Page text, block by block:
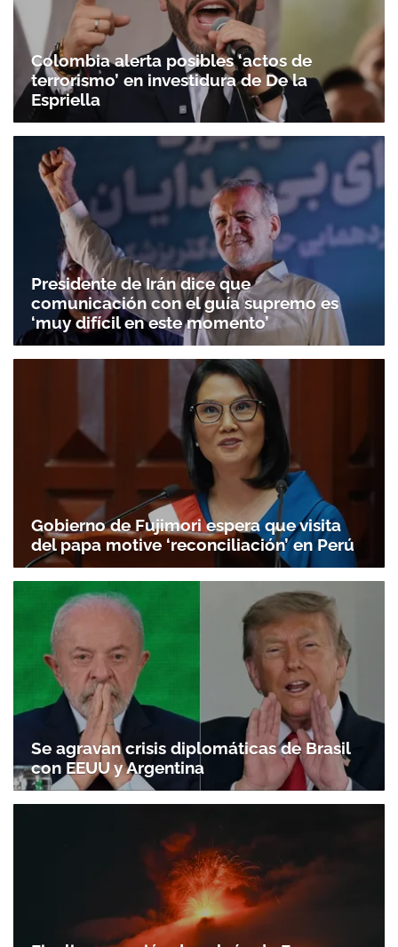
Colombia alerta posibles ‘actos de
terrorismo’ en investidura de De la
Espriella
Presidente de Irán dice que
comunicación con el guía supremo es
‘muy difícil en este momento’
Gobierno de Fujimori espera que visita
del papa motive ‘reconciliación’ en Perú
Se agravan crisis diplomáticas de Brasil
con EEUU y Argentina